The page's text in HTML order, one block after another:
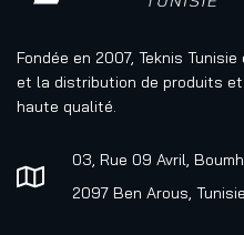
Fondée en 2007, Teknis
et la distribution de produits
haute qualité.
03, Rue 09 Avril,
2097 Ben Arous, Tunisie